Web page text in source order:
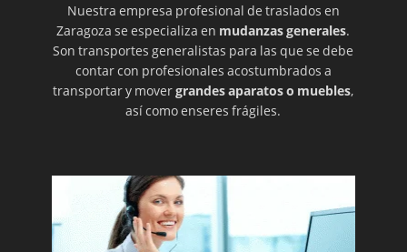
Nuestra empresa profesional de traslados en
Zaragoza se especializa en mudanzas generales.
Son transportes generalistas para las que se debe
contar con profesionales acostumbrados a
transportar y movergrandes aparatos o muebles,
así como enseres frágiles.